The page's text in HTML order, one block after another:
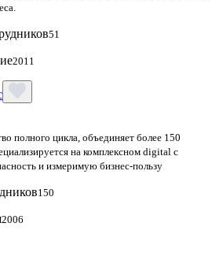
51
2011
полного цикла, объединяет более 150
на комплексном digital с
и измеримую бизнес-пользу
150
2006